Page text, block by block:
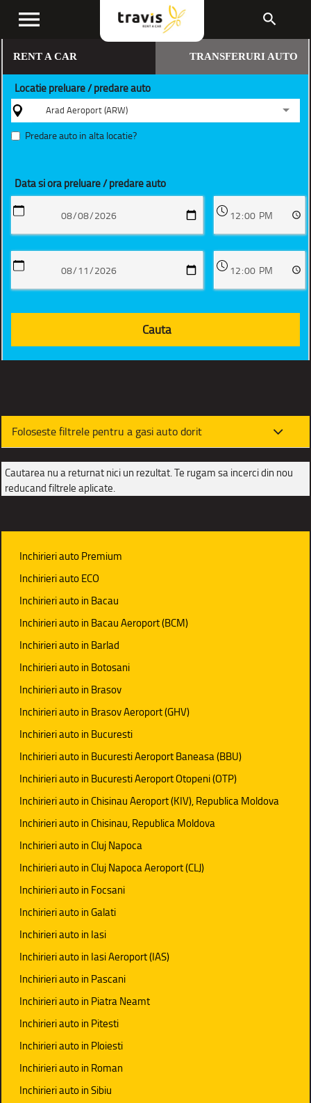
menu search
RENT A CAR TRANSFERURI AUTO
Locatie preluare / predare auto
Arad Aeroport (ARW)
Predare auto in alta locatie?
Data si ora preluare / predare auto
Foloseste filtrele pentru a gasi auto dorit
Cautarea nu a returnat nici un rezultat. Te rugam sa incerci din nou
reducand filtrele aplicate.
Inchirieri auto Premium
Inchirieri auto ECO
Inchirieri auto in Bacau
Inchirieri auto in Bacau Aeroport (BCM)
Inchirieri auto in Barlad
Inchirieri auto in Botosani
Inchirieri auto in Brasov
Inchirieri auto in Brasov Aeroport (GHV)
Inchirieri auto in Bucuresti
Inchirieri auto in Bucuresti Aeroport Baneasa (BBU)
Inchirieri auto in Bucuresti Aeroport Otopeni (OTP)
Inchirieri auto in Chisinau Aeroport (KIV), Republica Moldova
Inchirieri auto in Chisinau, Republica Moldova
Inchirieri auto in Cluj Napoca
Inchirieri auto in Cluj Napoca Aeroport (CLJ)
Inchirieri auto in Focsani
Inchirieri auto in Galati
Inchirieri auto in Iasi
Inchirieri auto in Iasi Aeroport (IAS)
Inchirieri auto in Pascani
Inchirieri auto in Piatra Neamt
Inchirieri auto in Pitesti
Inchirieri auto in Ploiesti
Inchirieri auto in Roman
Inchirieri auto in Sibiu